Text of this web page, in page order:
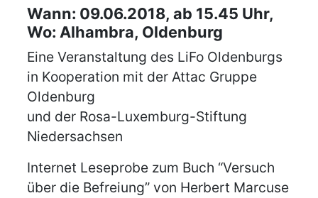
Wann: 09.06.2018, ab 15.45 Uhr,
Wo: Alhambra, Oldenburg
Eine Veranstaltung des LiFo Oldenburgs
in Kooperation mit der Attac Gruppe
Oldenburg
und der Rosa-Luxemburg-Stiftung
Niedersachsen
Internet Leseprobe zum Buch “Versuch
über die Befreiung” von Herbert Marcuse